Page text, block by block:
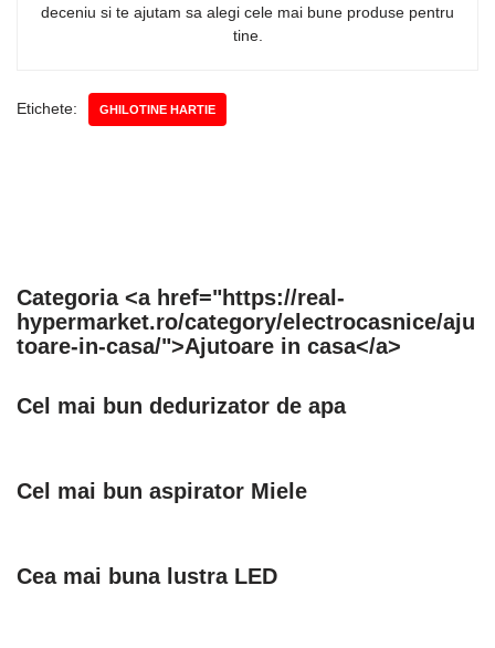
deceniu si te ajutam sa alegi cele mai bune produse pentru
tine.
Etichete: GHILOTINE HARTIE
Categoria <a href="https://real-
hypermarket.ro/category/electrocasnice/aju
toare-in-casa/">Ajutoare in casa</a>
Cel mai bun dedurizator de apa
Cel mai bun aspirator Miele
Cea mai buna lustra LED